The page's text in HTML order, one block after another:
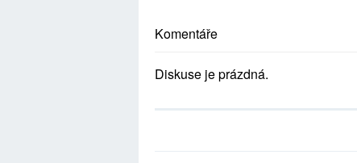
Komentáře
Diskuse je prázdná.